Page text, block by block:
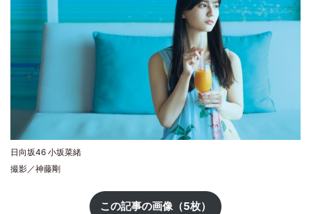
日向坂46 小坂菜緒
撮影／神藤剛
この記事の画像（5枚）